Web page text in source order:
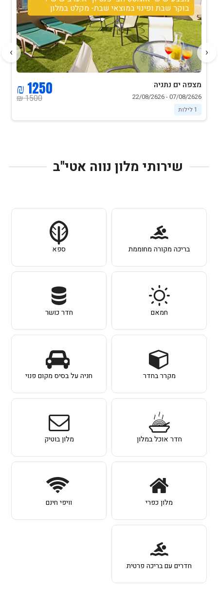
בוקר שבת ופינוי במוצאי שבת- מקלט במלון
מצפה ים נתניה
07/08/2626 - 22/08/2626
1 לילות
1500 ₪
1250 ₪
‹
›
שירותי מלון נווה אטי"ב
בריכה מקורה מחוממת ספא
חמאם חדר כושר
מקרר בחדר חניה על בסיס מקום פנוי
חדר אוכל במלון מלון בוטיק
מלון כפרי וויפי חינם
חדרים עם בריכה פרטית